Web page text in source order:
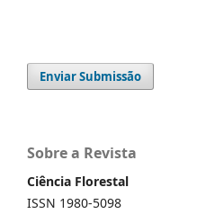
Enviar Submissão
Sobre a Revista
Ciência Florestal
ISSN 1980-5098